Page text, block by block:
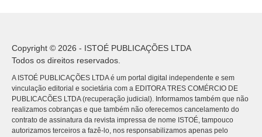
Copyright © 2026 - ISTOÉ PUBLICAÇÕES LTDA
Todos os direitos reservados.
A ISTOÉ PUBLICAÇÕES LTDA é um portal digital independente e sem
vinculação editorial e societária com a EDITORA TRES COMÉRCIO DE
PUBLICACÕES LTDA (recuperação judicial). Informamos também que não
realizamos cobranças e que também não oferecemos cancelamento do
contrato de assinatura da revista impressa de nome ISTOÉ, tampouco
autorizamos terceiros a fazê-lo, nos responsabilizamos apenas pelo